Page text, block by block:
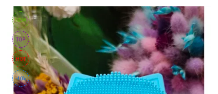
NEW
TOP
HOT
-40%